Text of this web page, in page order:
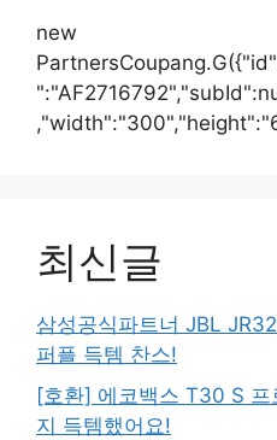
new
최신글
삼성공식파트너 JBL
퍼플 득템 찬스!
[호환] 에코백스 T30 S 프
지 득템했어요!